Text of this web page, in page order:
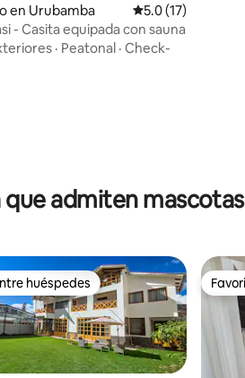
de 5, 22 reseñas
en Urubamba Calificación
5.0 (17)
- Casita equipada con sauna
· Peatonal · Check-
admiten mascotas
huéspedes
huéspedes